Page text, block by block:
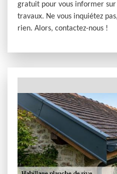
gratuit pour vous informer sur
travaux. Ne vous inquiétez
rien. Alors, contactez-nous !